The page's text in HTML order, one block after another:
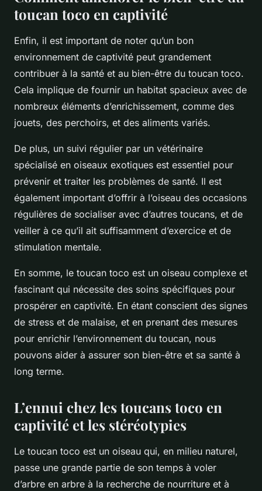
toucan toco en captivité
Enfin, il est important de noter qu’un bon
environnement de captivité peut grandement
contribuer à la santé et au bien-être du toucan toco.
Cela implique de fournir un habitat spacieux avec de
nombreux éléments d’enrichissement, comme des
jouets, des perchoirs, et des aliments variés.
De plus, un suivi régulier par un vétérinaire
spécialisé en oiseaux exotiques est essentiel pour
prévenir et traiter les problèmes de santé. Il est
également important d’offrir à l’oiseau des occasions
régulières de socialiser avec d’autres toucans, et de
veiller à ce qu’il ait suffisamment d’exercice et de
stimulation mentale.
En somme, le toucan toco est un oiseau complexe et
fascinant qui nécessite des soins spécifiques pour
prospérer en captivité. En étant conscient des signes
de stress et de malaise, et en prenant des mesures
pour enrichir l’environnement du toucan, nous
pouvons aider à assurer son bien-être et sa santé à
long terme.
L’ennui chez les toucans toco en
captivité et les stéréotypies
Le toucan toco est un oiseau qui, en milieu naturel,
passe une grande partie de son temps à voler
d’arbre en arbre à la recherche de nourriture et à